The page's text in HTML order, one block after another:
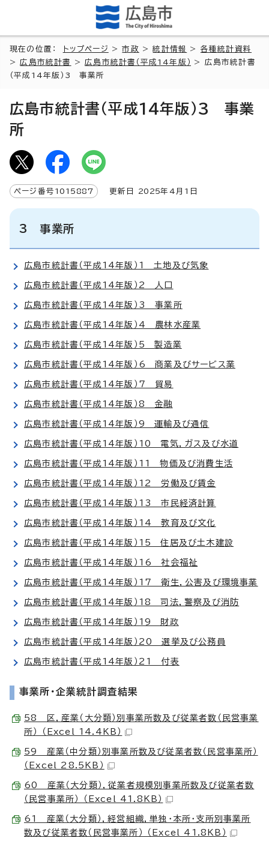
現在の位置： トップページ >市政 >統計情報 > 各種統計資料
>広島市統計書 >広島市統計書（平成14年版）
> 広島市統計書
（平成14年版）3 事業所
広島市統計書（平成14年版）3 事業
所
ページ番号 1015887 更新日 2025年4月1日
3 事業所
広島市統計書（平成14年版）1 土地及び気象
広島市統計書（平成14年版）2 人口
広島市統計書（平成14年版）3 事業所
広島市統計書（平成14年版）4 農林水産業
広島市統計書（平成14年版）5 製造業
広島市統計書（平成14年版）6 商業及びサービス業
広島市統計書（平成14年版）7 貿易
広島市統計書（平成14年版）8 金融
広島市統計書（平成14年版）9 運輸及び通信
広島市統計書（平成14年版）10 電気，ガス及び水道
広島市統計書（平成14年版）11 物価及び消費生活
広島市統計書（平成14年版）12 労働及び賃金
広島市統計書（平成14年版）13 市民経済計算
広島市統計書（平成14年版）14 教育及び文化
広島市統計書（平成14年版）15 住居及び土木建設
広島市統計書（平成14年版）16 社会福祉
広島市統計書（平成14年版）17 衛生，公害及び環境事業
広島市統計書（平成14年版）18 司法，警察及び消防
広島市統計書（平成14年版）19 財政
広島市統計書（平成14年版）20 選挙及び公務員
広島市統計書（平成14年版）21 付表
事業所・企業統計調査結果
58 区，産業（大分類）別事業所数及び従業者数（民営事業
所） （Excel 14.4KB）
59 産業（中分類）別事業所数及び従業者数（民営事業所）
（Excel 28.5KB）
60 産業（大分類），従業者規模別事業所数及び従業者数
（民営事業所） （Excel 41.8KB）
61 産業（大分類），経営組織，単独・本所・支所別事業所
数及び従業者数（民営事業所） （Excel 41.8KB）